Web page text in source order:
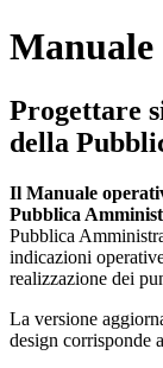
Manuale
Progettare
della
Il Manuale
Pubblica
Pubblica
indicazioni
realizzazione dei
La versione
design corrisponde